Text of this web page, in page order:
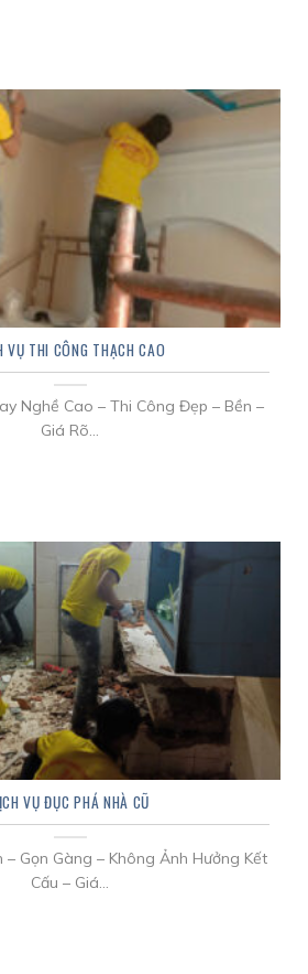
VỤ THI CÔNG THẠCH CAO
Nghề Cao – Thi Công Đẹp – Bền –
Giá Rõ...
VỤ ĐỤC PHÁ NHÀ CŨ
Gọn Gàng – Không Ảnh Hưởng Kết
Cấu – Giá...